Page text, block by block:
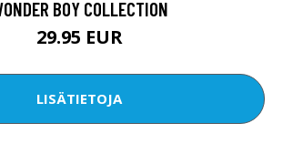
BOY COLLECTION
29.95 EUR
LISÄTIETOJA